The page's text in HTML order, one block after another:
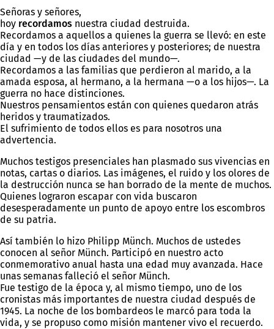
Señoras y señores,
hoy recordamos nuestra ciudad destruida.
Recordamos a aquellos a quienes la guerra se llevó: en este
día y en todos los días anteriores y posteriores; de nuestra
ciudad —y de las ciudades del mundo—.
Recordamos a las familias que perdieron al marido, a la
amada esposa, al hermano, a la hermana —o a los hijos—. La
guerra no hace distinciones.
Nuestros pensamientos están con quienes quedaron atrás
heridos y traumatizados.
El sufrimiento de todos ellos es para nosotros una
advertencia.
Muchos testigos presenciales han plasmado sus vivencias en
notas, cartas o diarios. Las imágenes, el ruido y los olores de
la destrucción nunca se han borrado de la mente de muchos.
Quienes lograron escapar con vida buscaron
desesperadamente un punto de apoyo entre los escombros
de su patria.
Así también lo hizo Philipp Münch. Muchos de ustedes
conocen al señor Münch. Participó en nuestro acto
conmemorativo anual hasta una edad muy avanzada. Hace
unas semanas falleció el señor Münch.
Fue testigo de la época y, al mismo tiempo, uno de los
cronistas más importantes de nuestra ciudad después de
1945. La noche de los bombardeos le marcó para toda la
vida, y se propuso como misión mantener vivo el recuerdo.